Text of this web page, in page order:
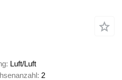
Luft/Luft
2